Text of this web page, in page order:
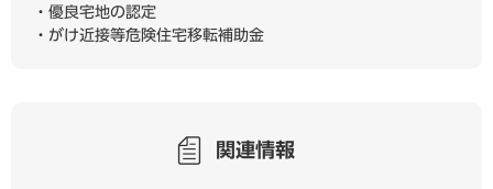
・優良宅地の認定
・がけ近接等危険住宅移転補助金
関連情報